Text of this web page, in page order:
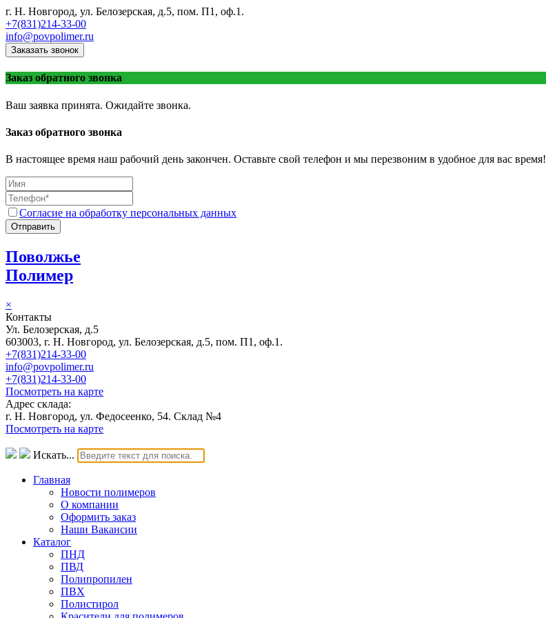
г. Н. Новгород, ул. Белозерская, д.5, пом. П1, оф.1.
+7(831)214-33-00
info@povpolimer.ru
Заказать звонок
Заказ обратного звонка
Ваш заявка принята. Ожидайте звонка.
Заказ обратного звонка
В настоящее время наш рабочий день закончен. Оставьте свой телефон и мы перезвоним в удобное для вас время!
Согласие на обработку персональных данных
Отправить
Поволжье
Полимер
×
Контакты
Ул. Белозерская, д.5
603003, г. Н. Новгород, ул. Белозерская, д.5, пом. П1, оф.1.
+7(831)214-33-00
info@povpolimer.ru
+7(831)214-33-00
Посмотреть на карте
Адрес склада:
г. Н. Новгород, ул. Федосеенко, 54. Склад №4
Посмотреть на карте
Искать...
Главная
Новости полимеров
О компании
Оформить заказ
Наши Вакансии
Каталог
ПНД
ПВД
Полипропилен
ПВХ
Полистирол